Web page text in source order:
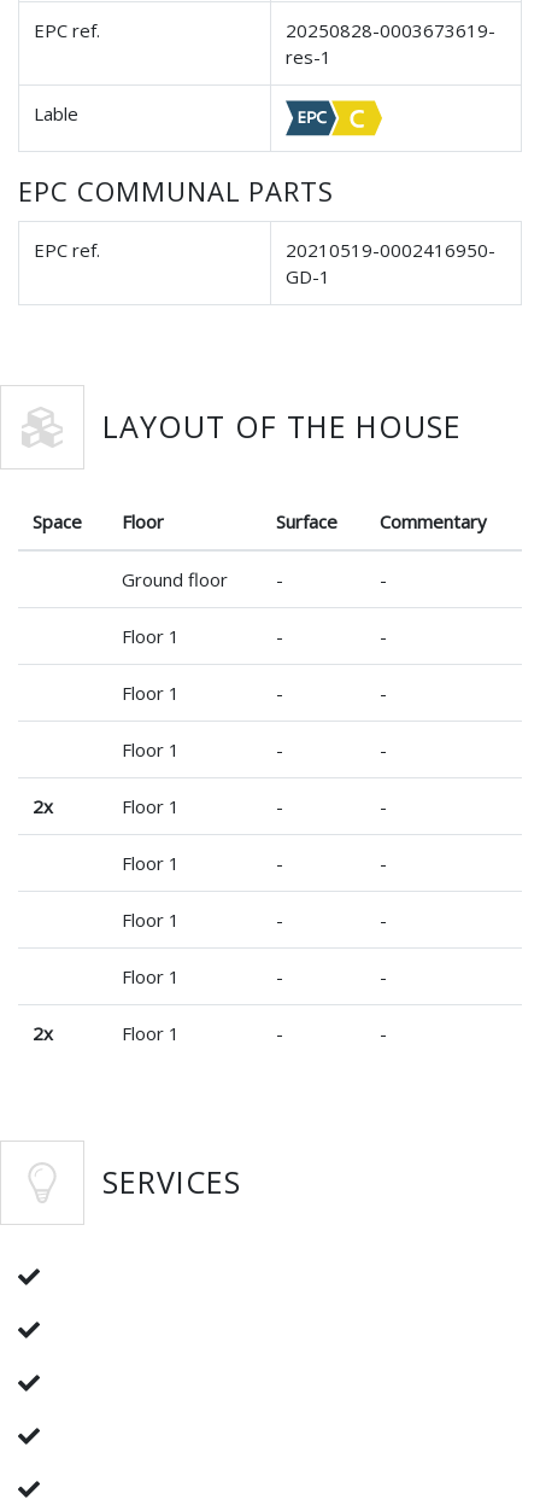
EPC ref.
20250828-0003673619-
res-1
Lable
EPC COMMUNAL PARTS
EPC ref.
20210519-0002416950-
GD-1
LAYOUT OF THE HOUSE
Space Floor Surface Commentary
Ground floor - -
Floor 1 - -
Floor 1 - -
Floor 1 - -
2x Floor 1 - -
Floor 1 - -
Floor 1 - -
Floor 1 - -
2x Floor 1 - -
SERVICES